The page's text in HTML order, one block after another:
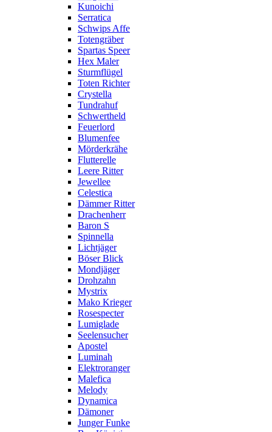
Kunoichi
Serratica
Schwips Affe
Totengräber
Spartas Speer
Hex Maler
Sturmflügel
Toten Richter
Crystella
Tundrahuf
Schwertheld
Feuerlord
Blumenfee
Mörderkrähe
Flutterelle
Leere Ritter
Jewellee
Celestica
Dämmer Ritter
Drachenherr
Baron S
Spinnella
Lichtjäger
Böser Blick
Mondjäger
Drohzahn
Mystrix
Mako Krieger
Rosespecter
Lumiglade
Seelensucher
Apostel
Luminah
Elektroranger
Malefica
Melody
Dynamica
Dämoner
Junger Funke